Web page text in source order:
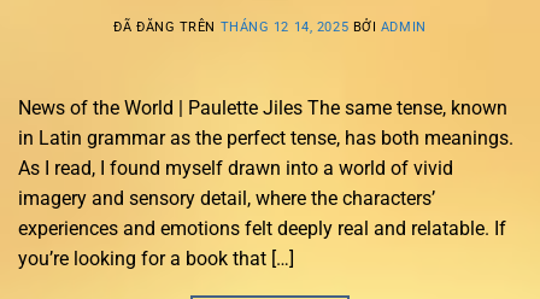
ĐÃ ĐĂNG TRÊN THÁNG 12 14, 2025 BỞI ADMIN
News of the World | Paulette Jiles The same tense, known
in Latin grammar as the perfect tense, has both meanings.
As I read, I found myself drawn into a world of vivid
imagery and sensory detail, where the characters’
experiences and emotions felt deeply real and relatable. If
you’re looking for a book that […]